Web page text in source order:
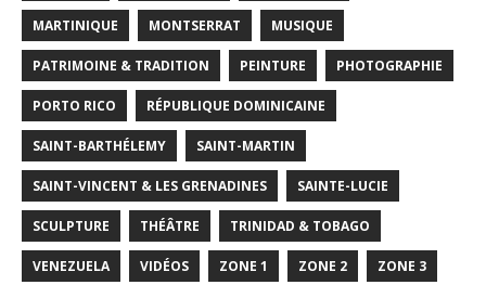
MARTINIQUE MONTSERRAT MUSIQUE
PATRIMOINE & TRADITION PEINTURE PHOTOGRAPHIE
PORTO RICO RÉPUBLIQUE DOMINICAINE
SAINT-BARTHÉLEMY SAINT-MARTIN
SAINT-VINCENT & LES GRENADINES SAINTE-LUCIE
SCULPTURE THÉÂTRE TRINIDAD & TOBAGO
VENEZUELA VIDÉOS ZONE 1 ZONE 2 ZONE 3